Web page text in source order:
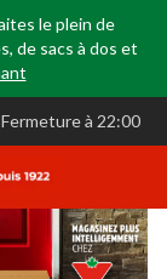
le plein de
de sacs à dos et
⋅ Fermeture à 22:00